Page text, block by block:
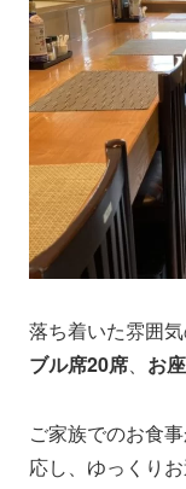
落ち着いた雰囲気
ブル席20席、 お
ご家族でのお食
応し、ゆっくり